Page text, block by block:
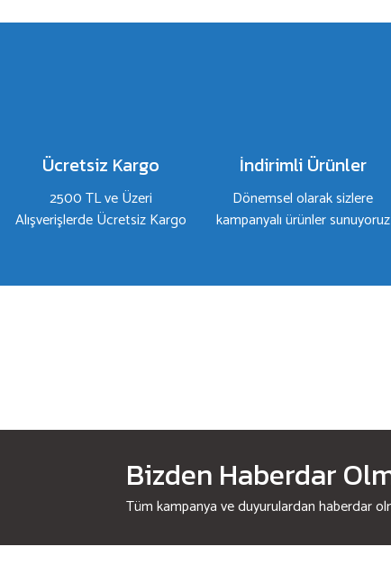
Bu ürüne benzer farklı alternatifler olmalı.
Ücretsiz Kargo
2500 TL ve Üzeri
Alışverişlerde Ücretsiz Kargo
İndirimli Ürünler
Dönemsel olarak sizlere
kampanyalı ürünler sunuyoruz
Bizden Haberdar
Tüm kampanya ve duyurulardan haberdar